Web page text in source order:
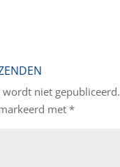
wordt niet gepubliceerd.
met *